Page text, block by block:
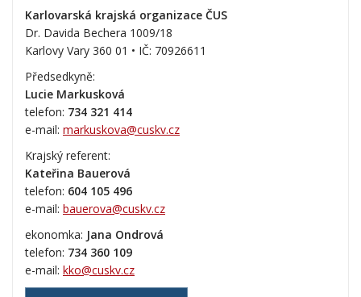
Karlovarská krajská organizace ČUS
Dr. Davida Bechera 1009/18
Karlovy Vary 360 01 • IČ: 70926611
Předsedkyně:
Lucie Markusková
telefon: 734 321 414
e-mail: markuskova@cuskv.cz
Krajský referent:
Kateřina Bauerová
telefon: 604 105 496
e-mail: bauerova@cuskv.cz
ekonomka: Jana Ondrová
telefon: 734 360 109
e-mail: kko@cuskv.cz